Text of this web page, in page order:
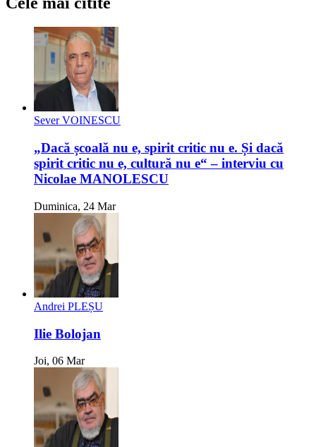
Sever VOINESCU
„Dacă școală nu e, spirit critic nu e. Și dacă
spirit critic nu e, cultură nu e“ – interviu cu
Nicolae MANOLESCU
Duminica, 24 Mar
Andrei PLEȘU
Ilie Bolojan
Joi, 06 Mar